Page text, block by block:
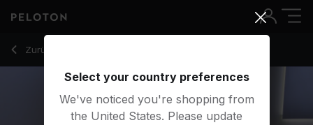
Zurück zu Kraftkurse
Zurück
30 Min Strength for Runners with Squat Jumps - Becs
Select your country preferences
We've noticed you're shopping from
the United States. Please update